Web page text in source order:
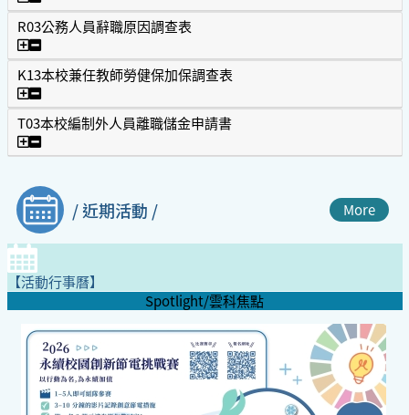
R03公務人員辭職原因調查表
R03公務人員辭職原因調查表
K13本校兼任教師勞健保加保調查表
K13本校兼任教師勞健保加保調查表
T03本校編制外人員離職儲金申請書
T03本校編制外人員離職儲金申請書
/ 近期活動 / More
【活動行事曆】
Spotlight/雲科焦點